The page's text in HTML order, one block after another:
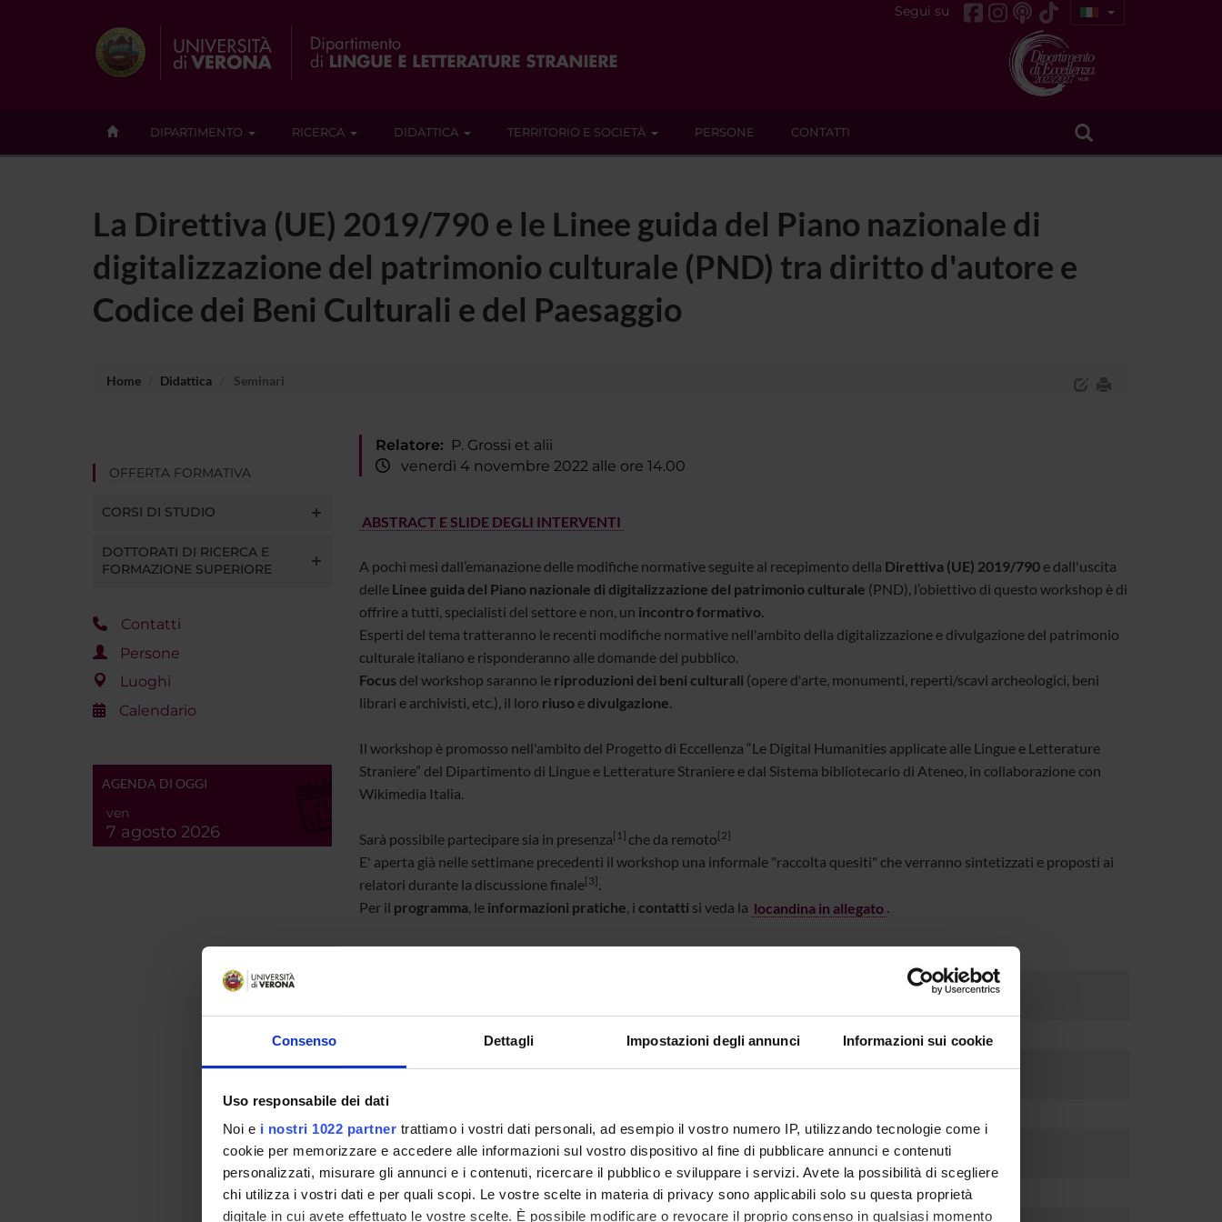
Consenso Dettagli Impostazioni degli annunci Informazioni sui cookie
Uso responsabile dei dati
Noi e i nostri 1022 partner trattiamo i vostri dati personali, ad esempio il vostro numero IP, utilizzando tecnologie come i
cookie per memorizzare e accedere alle informazioni sul vostro dispositivo al fine di pubblicare annunci e contenuti
personalizzati, misurare gli annunci e i contenuti, ricercare il pubblico e sviluppare i servizi. Avete la possibilità di scegliere
chi utilizza i vostri dati e per quali scopi. Le vostre scelte in materia di privacy sono applicabili solo su questa proprietà
digitale in cui avete effettuato le vostre scelte. È possibile modificare o revocare il proprio consenso in qualsiasi momento
Segui su
DIPARTIMENTO RICERCA DIDATTICA TERRITORIO E SOCIETÀ PERSONE CONTATTI
La Direttiva (UE) 2019/790 e le Linee guida del Piano nazionale di
digitalizzazione del patrimonio culturale (PND) tra diritto d'autore e
Codice dei Beni Culturali e del Paesaggio
Home Didattica Seminari
OFFERTA FORMATIVA
CORSI DI STUDIO
DOTTORATI DI RICERCA E
FORMAZIONE SUPERIORE
Contatti
Persone
Luoghi
Calendario
AGENDA DI OGGI
ven
7 agosto 2026
Relatore: P. Grossi et alii
venerdì 4 novembre 2022 alle ore 14.00
ABSTRACT E SLIDE DEGLI INTERVENTI
A pochi mesi dall’emanazione delle modifiche normative seguite al recepimento della Direttiva (UE) 2019/790 e dall'uscita
delleLinee guida del Piano nazionale di digitalizzazione del patrimonio culturale (PND), l’obiettivo di questo workshop è di
offrire a tutti, specialisti del settore e non, un incontro formativo.
Esperti del tema tratteranno le recenti modifiche normative nell'ambito della digitalizzazione e divulgazione del patrimonio
culturale italiano e risponderanno alle domande del pubblico.
Focus del workshop saranno le riproduzioni dei beni culturali (opere d'arte, monumenti, reperti/scavi archeologici, beni
librari e archivisti, etc.), il loro riusoe divulgazione.
Il workshop è promosso nell'ambito del Progetto di Eccellenza “Le Digital Humanities applicate alle Lingue e Letterature
Straniere” del Dipartimento di Lingue e Letterature Straniere e dal Sistema bibliotecario di Ateneo, in collaborazione con
Wikimedia Italia.
Sarà possibile partecipare sia in presenza[1] che da remoto[2]
E' aperta già nelle settimane precedenti il workshop una informale "raccolta quesiti" che verranno sintetizzati e proposti ai
relatori durante la discussione finale[3].
Per il programma, leinformazioni pratiche, i contatti si veda la locandina in allegato .
Vai alla mappa
[2]Iscrizioni entro il 3 novembrea questo link
[3] Scrivere a: piergiovanna.grossi@univr.it